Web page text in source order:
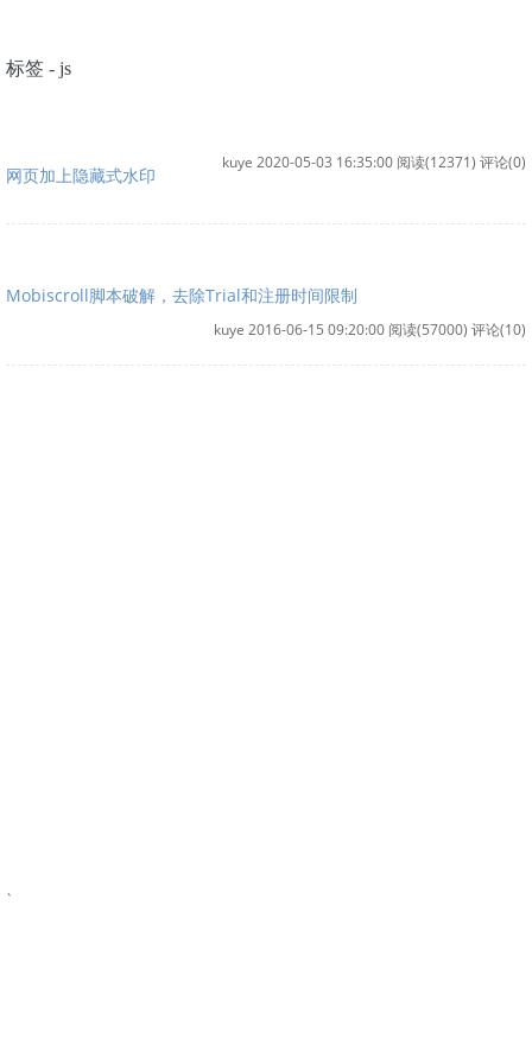
标签 - js
网页加上隐藏式水印
kuye 2020-05-03 16:35:00 阅读(12371) 评论(0)
Mobiscroll脚本破解，去除Trial和注册时间限制
kuye 2016-06-15 09:20:00 阅读(57000) 评论(10)
、